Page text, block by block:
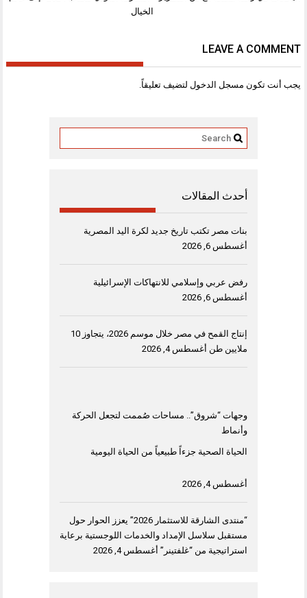
الخيال
LEAVE A COMMENT
يجب أنت تكون مسجل الدخول لتضيف تعليقاً.
أحدث المقالات
بنات مصر تكتب تاريخ جديد لكرة اليد المصرية
أغسطس 6, 2026
رفض عربي وإسلامي للانتهاكات الإسرائيلية
أغسطس 6, 2026
إنتاج القمح في مصر خلال موسم 2026، يتجاوز 10
ملايين طن أغسطس 4, 2026
وجهات “شروق”.. مساحات صُممت لتجعل الحركة
وأنماط
الحياة الصحية جزءاً طبيعياً من الحياة اليومية
أغسطس 4, 2026
“منتدى الشارقة للاستثمار 2026” يعزز الحوار حول
مستقبل سلاسل الإمداد والخدمات اللوجستية برعاية
استراتيجية من “غلفتينر” أغسطس 4, 2026